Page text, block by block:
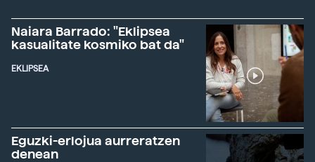
Naiara Barrado: "Eklipsea
kasualitate kosmiko bat da"
EKLIPSEA
Eguzki-erlojua aurreratzen
denean